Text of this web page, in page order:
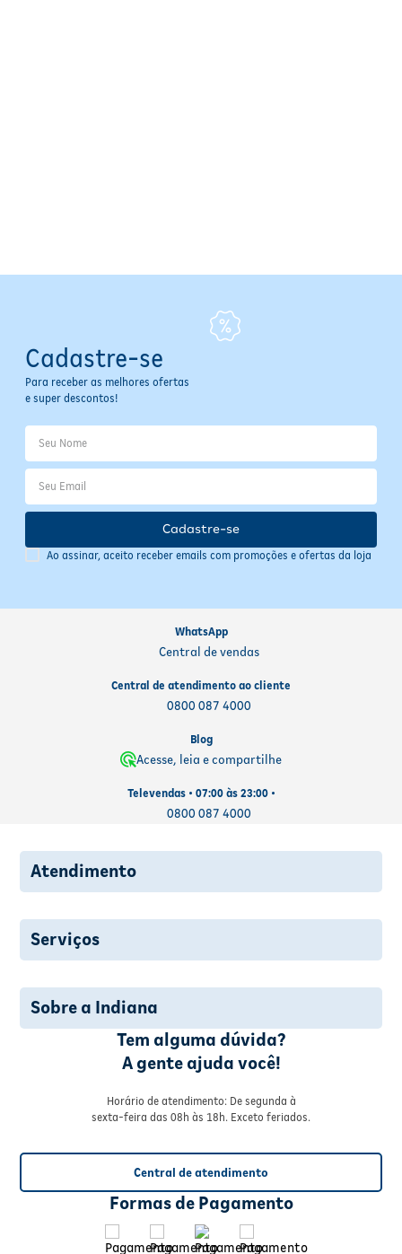
Cadastre-se
Para receber as melhores ofertas
e super descontos!
Ao assinar, aceito receber emails com promoções e ofertas da loja
Cadastre-se
WhatsApp
Central de vendas
Central de atendimento ao cliente
0800 087 4000
Blog
Acesse, leia e compartilhe
Televendas • 07:00 às 23:00 •
0800 087 4000
Atendimento
Serviços
Sobre a Indiana
Tem alguma dúvida?
A gente ajuda você!
Horário de atendimento: De segunda à
sexta-feira das 08h às 18h. Exceto feriados.
Central de atendimento
Formas de Pagamento